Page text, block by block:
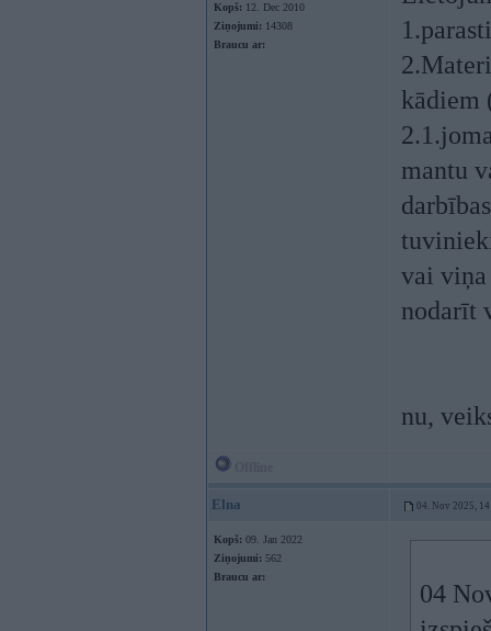
Kopš: 12. Dec 2010
Ziņojumi: 14308
Braucu ar:
kādiem
mantu
vai
nodarīt
nu,
Elna 04. Nov 2025,
Kopš: 09. Jan 2022
Ziņojumi: 562
Braucu ar:
04